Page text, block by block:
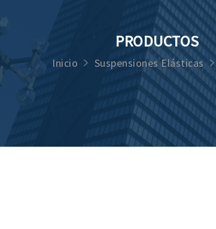
PRODUCTOS
Inicio Suspensiones Elásticas